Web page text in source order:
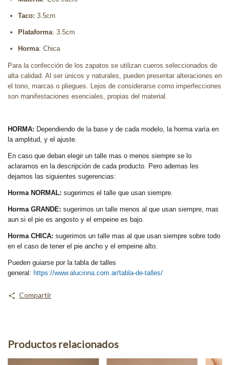
Taco: 3.5cm
Plataforma: 3.5cm
Horma: Chica
Para la confección de los zapatos se utilizan cueros seleccionados de
alta calidad. Al ser únicos y naturales, pueden presentar alteraciones en
el tono, marcas o pliegues. Lejos de considerarse como imperfecciones
son manifestaciones esenciales, propias del material.
HORMA: Dependiendo de la base y de cada modelo, la horma varía en
la amplitud, y el ajuste.
En caso que deban elegir un talle mas o menos siempre se lo
aclaramos en la descripción de cada producto. Pero ademas les
dejamos las siguientes sugerencias:
Horma NORMAL: sugerimos el talle que usan siempre.
Horma GRANDE: sugerimos un talle menos al que usan siempre, mas
aun si el pie es angosto y el empeine es bajo.
Horma CHICA: sugerimos un talle mas al que usan siempre sobre todo
en el caso de tener el pie ancho y el empeine alto.
Pueden guiarse por la tabla de talles
general: https://www.alucinna.com.ar/tabla-de-talles/
Compartir
Productos relacionados